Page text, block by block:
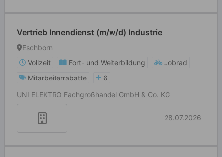
Vertrieb Innendienst (m/w/d) Industrie
Eschborn
Vollzeit
Fort- und Weiterbildung
Jobrad
Mitarbeiterrabatte
6
UNI ELEKTRO Fachgroßhandel GmbH & Co. KG
28.07.2026